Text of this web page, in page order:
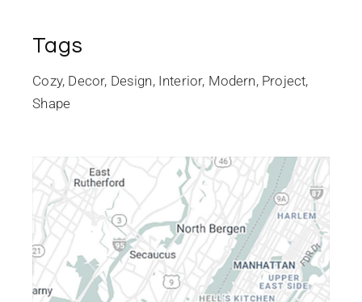
Tags
Cozy Decor Design Interior Modern Project
Shape